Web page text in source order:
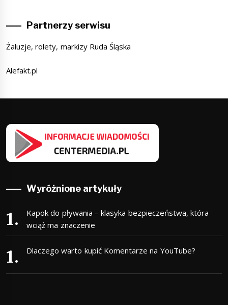
Partnerzy serwisu
Żaluzje, rolety, markizy Ruda Śląska
Alefakt.pl
Wyróżnione artykuły
Kapok do pływania – klasyka bezpieczeństwa, która
wciąż ma znaczenie
Dlaczego warto kupić Komentarze na YouTube?